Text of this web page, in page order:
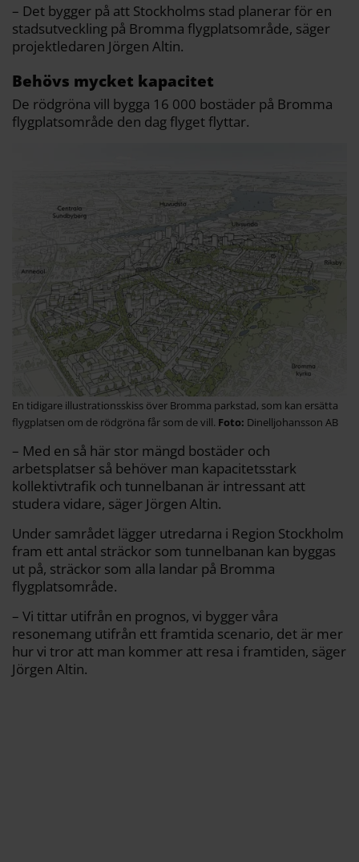
– Det bygger på att Stockholms stad planerar för en
stadsutveckling på Bromma flygplatsområde, säger
projektledaren Jörgen Altin.
Behövs mycket kapacitet
De rödgröna vill bygga 16 000 bostäder på Bromma
flygplatsområde den dag flyget flyttar.
En tidigare illustrationsskiss över Bromma parkstad, som kan ersätta
flygplatsen om de rödgröna får som de vill.
Dinelljohansson AB
– Med en så här stor mängd bostäder och
arbetsplatser så behöver man kapacitetsstark
kollektivtrafik och tunnelbanan är intressant att
studera vidare, säger Jörgen Altin.
Under samrådet lägger utredarna i Region Stockholm
fram ett antal sträckor som tunnelbanan kan byggas
ut på, sträckor som alla landar på Bromma
flygplatsområde.
– Vi tittar utifrån en prognos, vi bygger våra
resonemang utifrån ett framtida scenario, det är mer
hur vi tror att man kommer att resa i framtiden, säger
Jörgen Altin.